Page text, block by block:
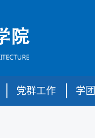
党群工作 学